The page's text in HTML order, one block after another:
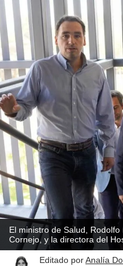
El ministro de Salud,
Cornejo, y la directora del
Editado porAnalía